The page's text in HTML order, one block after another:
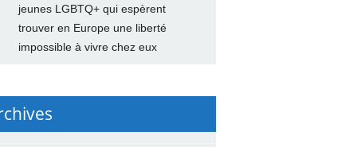
jeunes LGBTQ+ qui espèrent
trouver en Europe une liberté
impossible à vivre chez eux